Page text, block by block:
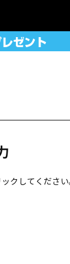
クしてください